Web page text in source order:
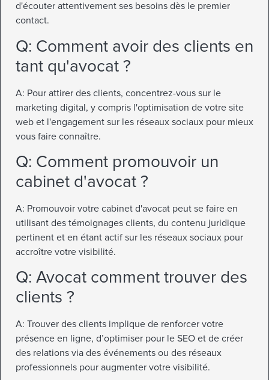
d'écouter attentivement ses besoins dès le premier
contact.
Q: Comment avoir des clients en
tant qu'avocat ?
A: Pour attirer des clients, concentrez-vous sur le
marketing digital, y compris l'optimisation de votre site
web et l'engagement sur les réseaux sociaux pour mieux
vous faire connaître.
Q: Comment promouvoir un
cabinet d'avocat ?
A: Promouvoir votre cabinet d'avocat peut se faire en
utilisant des témoignages clients, du contenu juridique
pertinent et en étant actif sur les réseaux sociaux pour
accroître votre visibilité.
Q: Avocat comment trouver des
clients ?
A: Trouver des clients implique de renforcer votre
présence en ligne, d’optimiser pour le SEO et de créer
des relations via des événements ou des réseaux
professionnels pour augmenter votre visibilité.